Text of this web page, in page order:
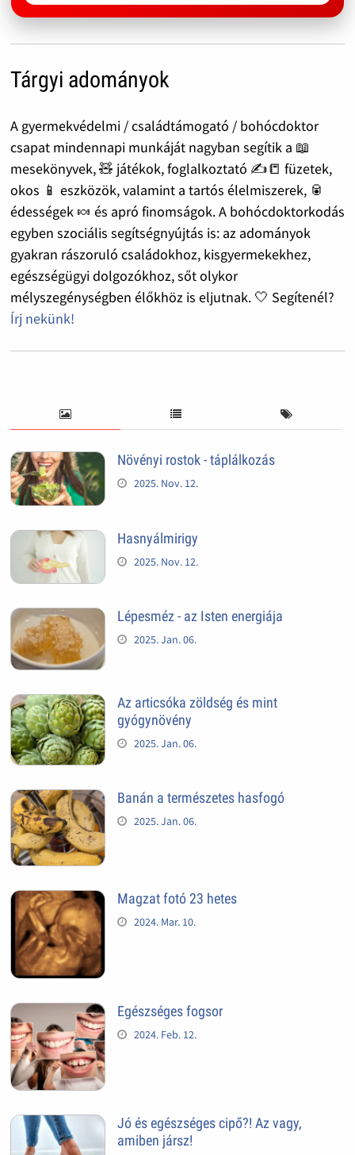
Tárgyi adományok
A gyermekvédelmi / családtámogató / bohócdoktor
csapat mindennapi munkáját nagyban segítik a 📖
mesekönyvek, 🧸 játékok, foglalkoztató ✍️📒 füzetek,
okos 📱 eszközök, valamint a tartós élelmiszerek, 🥫
édességek 🍬 és apró finomságok. A bohócdoktorkodás
egyben szociális segítségnyújtás is: az adományok
gyakran rászoruló családokhoz, kisgyermekekhez,
egészségügyi dolgozókhoz, sőt olykor
mélyszegénységben élőkhöz is eljutnak. 🤍 Segítenél?
Írj nekünk!
Növényi rostok - táplálkozás
2025. Nov. 12.
Hasnyálmirigy
2025. Nov. 12.
Lépesméz - az Isten energiája
2025. Jan. 06.
Az articsóka zöldség és mint
gyógynövény
2025. Jan. 06.
Banán a természetes hasfogó
2025. Jan. 06.
Magzat fotó 23 hetes
2024. Mar. 10.
Egészséges fogsor
2024. Feb. 12.
Jó és egészséges cipő?! Az vagy,
amiben jársz!